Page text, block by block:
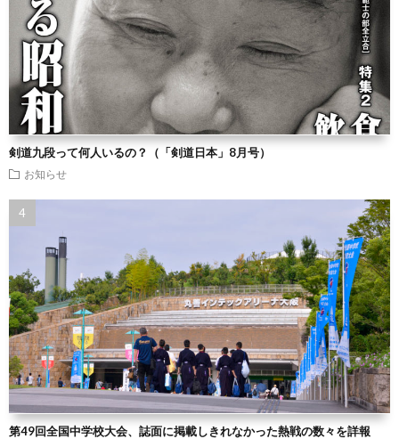
剣道九段って何人いるの？（「剣道日本」8月号）
お知らせ
第49回全国中学校大会、誌面に掲載しきれなかった熱戦の数々を詳報